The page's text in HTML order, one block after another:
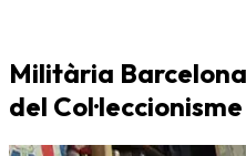
Militària
del